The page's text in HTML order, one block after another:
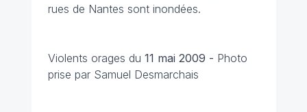
rues de Nantes sont inondées.
Violents orages du 11 mai 2009 - Photo
prise par Samuel Desmarchais